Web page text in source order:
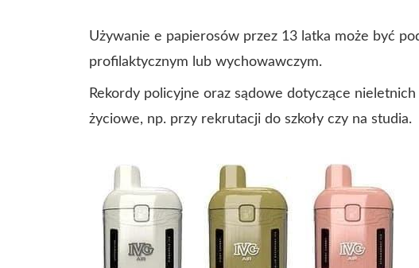
Używanie e papierosów przez 13 latka może być
profilaktycznym lub wychowawczym.
Rekordy policyjne oraz sądowe dotyczące
życiowe, np. przy rekrutacji do szkoły czy na studia.